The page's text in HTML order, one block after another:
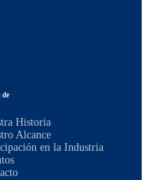
de
Historia
Alcance
en la Industria